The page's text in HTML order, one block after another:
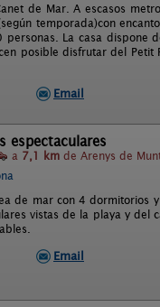
de Mar. A escasos
temporada)con
La casa dispone
posible disfrutar del Petit
Email
espectaculares
a 7,1 km de Arenys de
de mar con 4 dormitorios
vistas de la playa y del
Email